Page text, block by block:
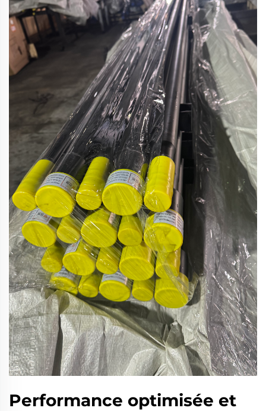
Performance optimisée et